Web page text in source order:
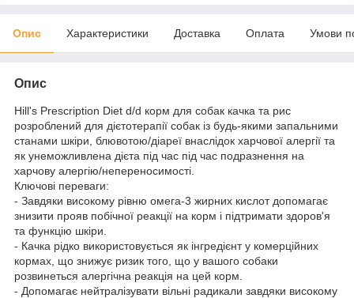
Опис Характеристики Доставка Оплата Умови
Опис
Hill's Prescription Diet d/d корм для собак качка та рис
розроблений для дієтотерапії собак із будь-якими запальними
станами шкіри, блювотою/діареї внаслідок харчової алергії та
як унеможливлена дієта під час під час подразнення на
харчову алергію/непереносимості.
Ключові переваги:
- Завдяки високому рівню омега-3 жирних кислот допомагає
знизити прояв побічної реакції на корм і підтримати здоров'я
та функцію шкіри.
- Качка рідко використовується як інгредієнт у комерційних
кормах, що знижує ризик того, що у вашого собаки
розвинеться алергічна реакція на цей корм.
- Допомагає нейтралізувати вільні радикали завдяки високому